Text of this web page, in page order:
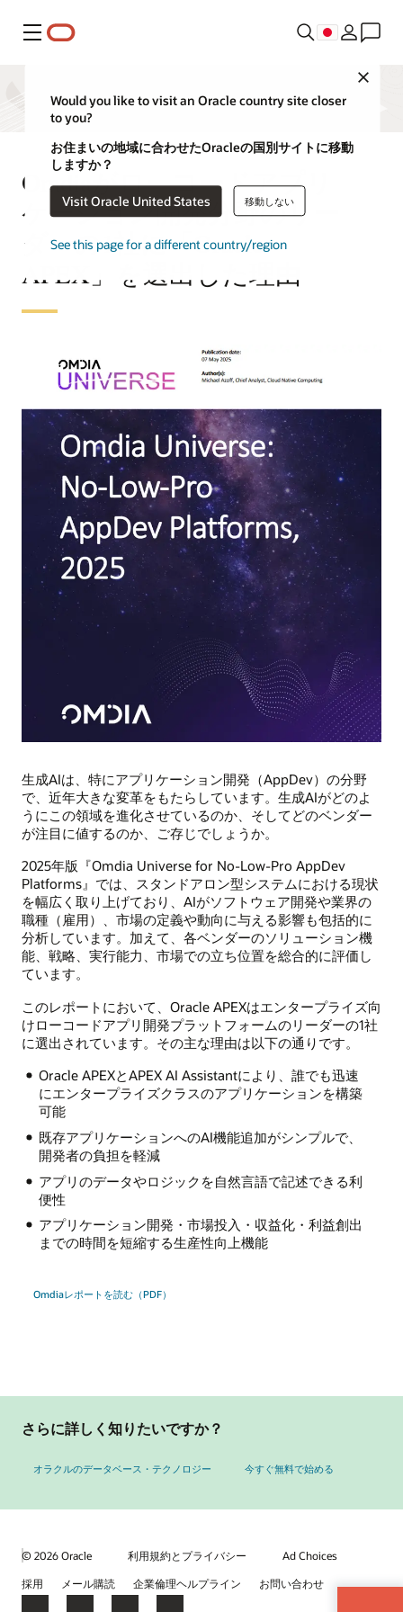
メニュー
Would you like to visit an Oracle country site closer
to you?
お住まいの地域に合わせたOracleの国別サイトに移動
しますか？
Visit Oracle United States 移動しない
See this page for a different country/region
Omdiaがローコードアプリ
ケーション開発分野のリー
ダーの1社に「Oracle
APEX」を選出した理由
生成AIは、特にアプリケーション開発（AppDev）の分野
で、近年大きな変革をもたらしています。生成AIがどのよ
うにこの領域を進化させているのか、そしてどのベンダー
が注目に値するのか、ご存じでしょうか。
2025年版『Omdia Universe for No-Low-Pro AppDev
Platforms』では、スタンドアロン型システムにおける現状
を幅広く取り上げており、AIがソフトウェア開発や業界の
職種（雇用）、市場の定義や動向に与える影響も包括的に
分析しています。加えて、各ベンダーのソリューション機
能、戦略、実行能力、市場での立ち位置を総合的に評価し
ています。
このレポートにおいて、Oracle APEXはエンタープライズ向
けローコードアプリ開発プラットフォームのリーダーの1社
に選出されています。その主な理由は以下の通りです。
Oracle APEXとAPEX AI Assistantにより、誰でも迅速
にエンタープライズクラスのアプリケーションを構築
可能
既存アプリケーションへのAI機能追加がシンプルで、
開発者の負担を軽減
アプリのデータやロジックを自然言語で記述できる利
便性
アプリケーション開発・市場投入・収益化・利益創出
までの時間を短縮する生産性向上機能
Omdiaレポートを読む（PDF）
さらに詳しく知りたいですか？
オラクルのデータベース・テクノロジー 今すぐ無料で始める
© 2026 Oracle 利用規約とプライバシー
Ad Choices
採用
メール購読 企業倫理ヘルプライン お問い合わせ